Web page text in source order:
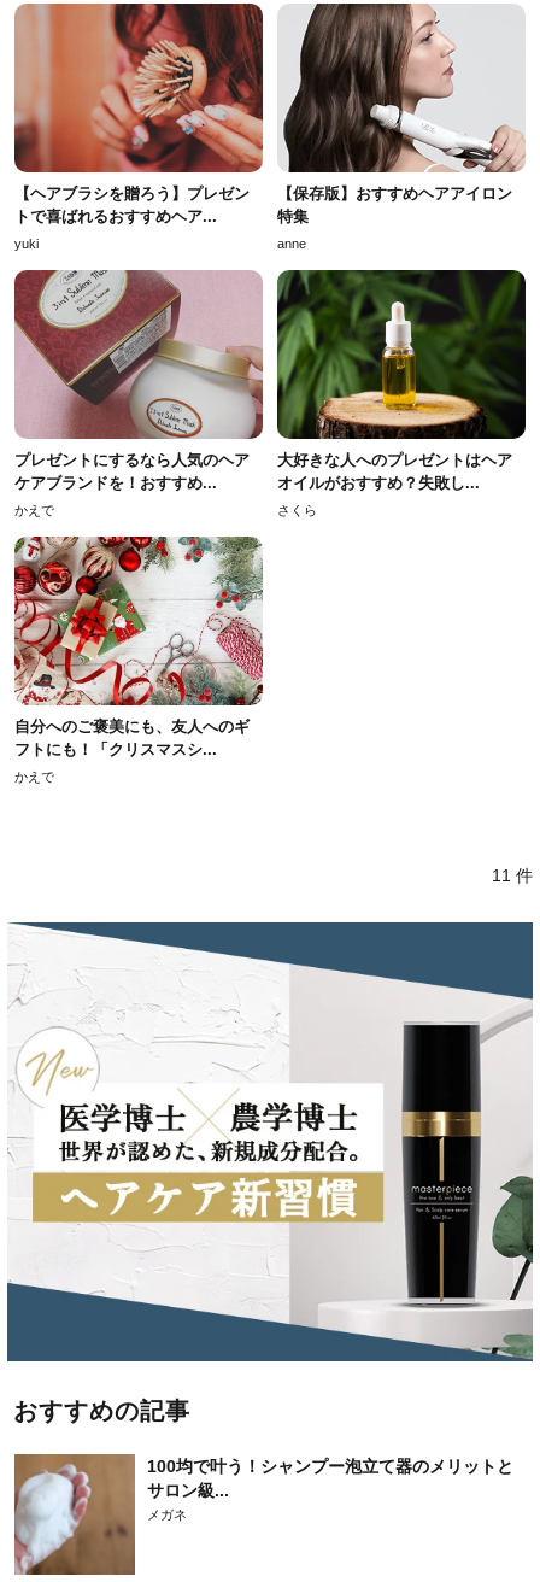
【ヘアブラシを贈ろう】プレゼン
トで喜ばれるおすすめヘア...
yuki
【保存版】おすすめヘアアイロン
特集
anne
プレゼントにするなら人気のヘア
ケアブランドを！おすすめ...
かえで
大好きな人へのプレゼントはヘア
オイルがおすすめ？失敗し...
さくら
自分へのご褒美にも、友人へのギ
フトにも！「クリスマスシ...
かえで
11 件
おすすめの記事
100均で叶う！シャンプー泡立て器のメリットと
サロン級...
メガネ